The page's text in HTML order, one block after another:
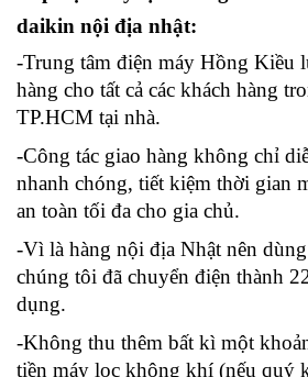
daikin nội địa nhật:
-Trung tâm điện máy Hồng Kiều
hàng cho tất cả các khách hàng
TP.HCM tại nhà.
-Công tác giao hàng không chỉ
nhanh chóng, tiết kiệm thời gian
an toàn tối đa cho gia chủ.
-Vì là hàng nội địa Nhật nên
chúng tôi đã chuyển điện thành
dụng.
-Không thu thêm bất kì một
tiền máy lọc không khí (nếu quý